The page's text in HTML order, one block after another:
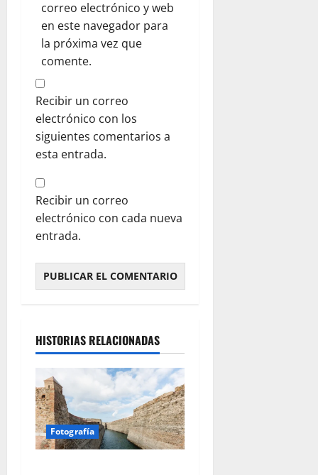
correo electrónico y web
en este navegador para
la próxima vez que
comente.
Recibir un correo
electrónico con los
siguientes comentarios a
esta entrada.
Recibir un correo
electrónico con cada nueva
entrada.
HISTORIAS RELACIONADAS
Fotografía